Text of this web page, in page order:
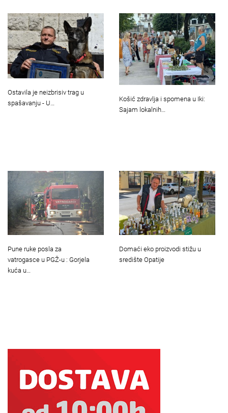
Ostavila je neizbrisiv trag u
spašavanju - U…
Košić zdravlja i spomena u Iki:
Sajam lokalnih…
Pune ruke posla za
vatrogasce u PGŽ-u : Gorjela
kuća u…
Domaći eko proizvodi stižu u
središte Opatije